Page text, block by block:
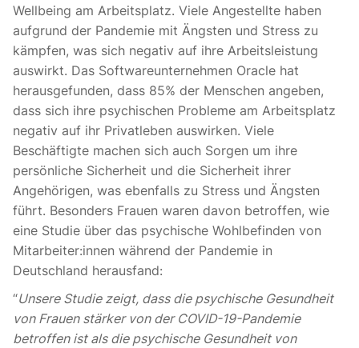
Wellbeing am Arbeitsplatz. Viele Angestellte haben
aufgrund der Pandemie mit Ängsten und Stress zu
kämpfen, was sich negativ auf ihre Arbeitsleistung
auswirkt. Das Softwareunternehmen Oracle hat
herausgefunden, dass 85% der Menschen angeben,
dass sich ihre psychischen Probleme am Arbeitsplatz
negativ auf ihr Privatleben auswirken. Viele
Beschäftigte machen sich auch Sorgen um ihre
persönliche Sicherheit und die Sicherheit ihrer
Angehörigen, was ebenfalls zu Stress und Ängsten
führt. Besonders Frauen waren davon betroffen, wie
eine Studie über das psychische Wohlbefinden von
Mitarbeiter:innen während der Pandemie in
Deutschland herausfand:
“Unsere Studie zeigt, dass die psychische Gesundheit
von Frauen stärker von der COVID-19-Pandemie
betroffen ist als die psychische Gesundheit von